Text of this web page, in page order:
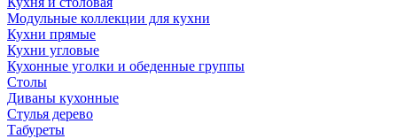
Модульные коллекции для кухни
Кухни прямые
Кухни угловые
Кухонные уголки и обеденные группы
Столы
Диваны кухонные
Стулья дерево
Табуреты